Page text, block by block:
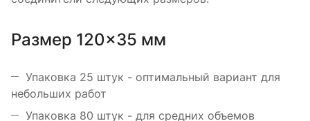
Размер 120×35 мм
Упаковка 25 штук - оптимальный вариант для
небольших работ
Упаковка 80 штук - для средних объемов